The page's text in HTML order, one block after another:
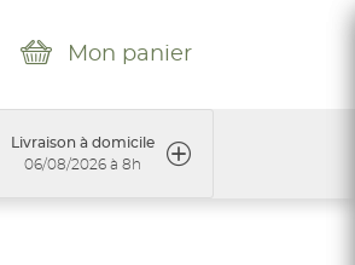
Mon panier
Livraison à domicile
06/08/2026 à 8h